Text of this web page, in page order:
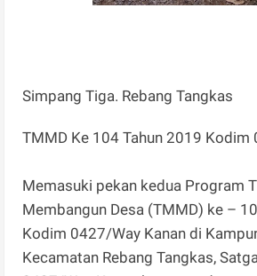
Simpang Tiga. Rebang Tangkas
TMMD Ke 104 Tahun 2019 Kodim
Memasuki pekan kedua Program
Membangun Desa (TMMD) ke –
Kodim 0427/Way Kanan di
Kecamatan Rebang Tangkas,